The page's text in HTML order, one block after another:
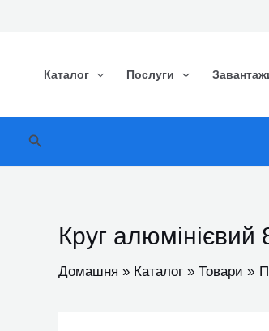
Каталог Послуги
Пошук
Круг
Домашня Каталог Товари